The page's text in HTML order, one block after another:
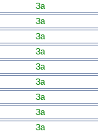
За
За
За
За
За
За
За
За
За